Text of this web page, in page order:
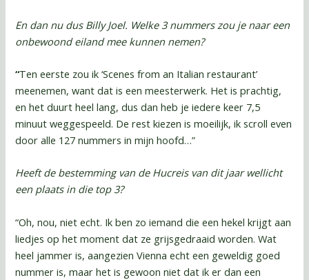
En dan nu dus Billy Joel. Welke 3 nummers zou je naar een
onbewoond eiland mee kunnen nemen?
“Ten eerste zou ik ‘Scenes from an Italian restaurant’
meenemen, want dat is een meesterwerk. Het is prachtig,
en het duurt heel lang, dus dan heb je iedere keer 7,5
minuut weggespeeld. De rest kiezen is moeilijk, ik scroll even
door alle 127 nummers in mijn hoofd…”
Heeft de bestemming van de Hucreis van dit jaar wellicht
een plaats in die top 3?
“Oh, nou, niet echt. Ik ben zo iemand die een hekel krijgt aan
liedjes op het moment dat ze grijsgedraaid worden. Wat
heel jammer is, aangezien Vienna echt een geweldig goed
nummer is, maar het is gewoon niet dat ik er dan een